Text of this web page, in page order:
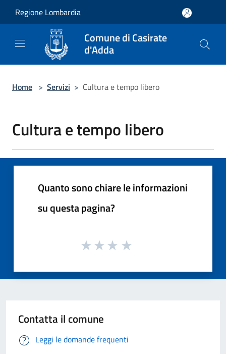
Regione Lombardia
Comune di Casirate
d'Adda
Home > Servizi > Cultura e tempo libero
Cultura e tempo libero
Quanto sono chiare le informazioni
su questa pagina?
Contatta il comune
Leggi le domande frequenti